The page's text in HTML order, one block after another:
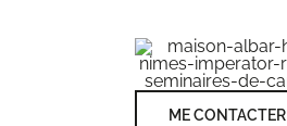
ME CONTACTER